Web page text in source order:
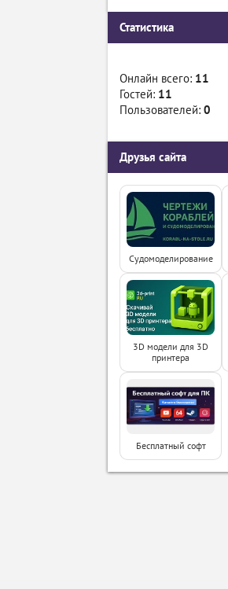
Статистика
Онлайн всего: 11
Гостей: 11
Пользователей: 0
Друзья сайта
Судомоделирование
3D модели для 3D
принтера
Бесплатный софт